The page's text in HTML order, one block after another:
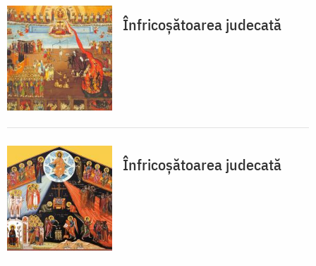
Înfricoșătoarea judecată
Înfricoșătoarea judecată